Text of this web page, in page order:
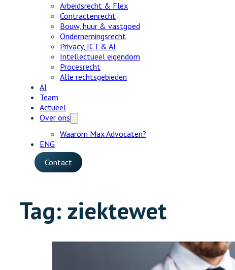
Arbeidsrecht & Flex
Contractenrecht
Bouw, huur & vastgoed
Ondernemingsrecht
Privacy, ICT & AI
Intellectueel eigendom
Procesrecht
Alle rechtsgebieden
AI
Team
Actueel
Over ons
Waarom Max Advocaten?
ENG
Contact
Tag: ziektewet